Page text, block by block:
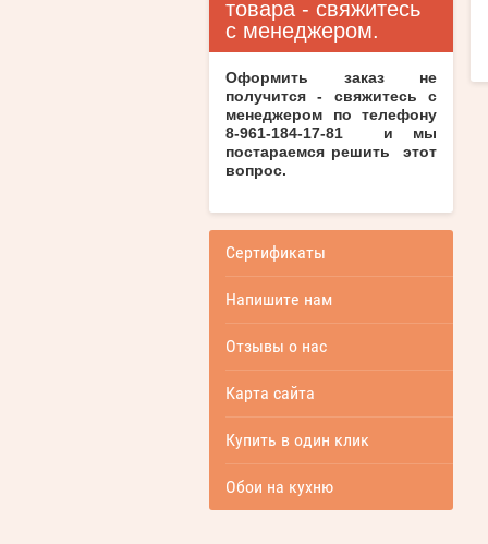
товара - свяжитесь
с менеджером.
Оформить заказ не
получится - свяжитесь с
менеджером по телефону
8-961-184-17-81 и мы
постараемся решить этот
вопрос.
Сертификаты
Напишите нам
Отзывы о нас
Карта сайта
Купить в один клик
Обои на кухню